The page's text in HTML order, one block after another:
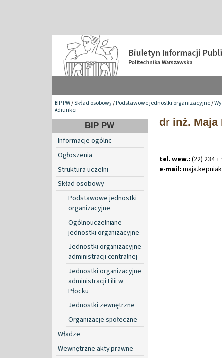
BIP PW/Skład osobowy/Podstawowe jednostki organizacyjne/
Adiunkci
BIP PW
Informacje ogólne
Ogłoszenia
Struktura uczelni
Skład osobowy
Podstawowe jednostki
organizacyjne
Ogólnouczelniane
jednostki organizacyjne
Jednostki organizacyjne
administracji centralnej
Jednostki organizacyjne
administracji Filii w
Płocku
Jednostki zewnętrzne
Organizacje społeczne
Władze
Wewnętrzne akty prawne
dr inż. Maja
tel. wew.: (22) 234
e-mail: maja.